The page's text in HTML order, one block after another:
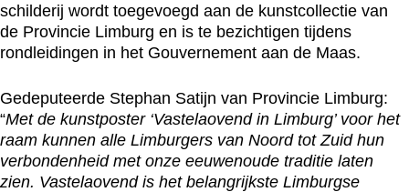
schilderij wordt toegevoegd aan de kunstcollectie van
de Provincie Limburg en is te bezichtigen tijdens
rondleidingen in het Gouvernement aan de Maas.
Gedeputeerde Stephan Satijn van Provincie Limburg:
“Met de kunstposter ‘Vastelaovend in Limburg’ voor het
raam kunnen alle Limburgers van Noord tot Zuid hun
verbondenheid met onze eeuwenoude traditie laten
zien. Vastelaovend is het belangrijkste Limburgse